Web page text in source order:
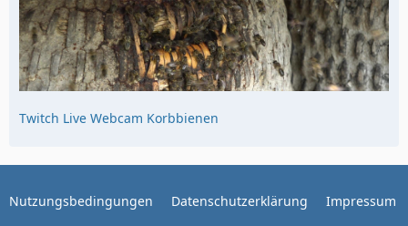
Twitch Live Webcam Korbbienen
Nutzungsbedingungen Datenschutzerklärung Impressum